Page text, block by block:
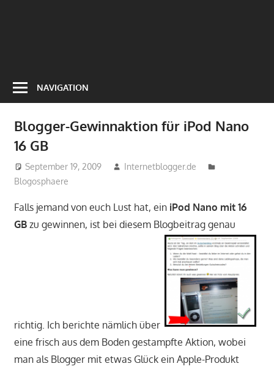
NAVIGATION
Blogger-Gewinnaktion für iPod Nano
16 GB
September 19, 2009
Internetblogger.de
Blogosphaere
Falls jemand von euch Lust hat, einiPod Nano mit 16
GBzu gewinnen, ist bei diesem Blogbeitrag genau
richtig. Ich berichte nämlich über
eine frisch aus dem Boden gestampfte Aktion, wobei
man als Blogger mit etwas Glück ein Apple-Produkt